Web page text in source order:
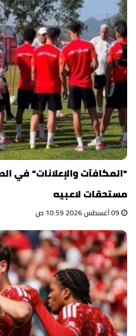
"المكافآت والإعلانات" في
مستحقات لاعبيه